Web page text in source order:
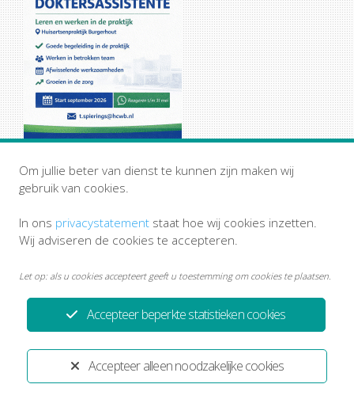
Privacystatement Disclaimer
Ontwikkeld door: Yardzorgsites.nl
Accepteer alleen noodzakelijke cookies
Accepteer beperkte statistieken cookies
Om jullie beter van dienst te kunnen zijn maken wij
gebruik van cookies.
In ons privacystatement staat hoe wij cookies inzetten.
Wij adviseren de cookies te accepteren.
Let op: als u cookies accepteert geeft u toestemming om cookies te plaatsen.